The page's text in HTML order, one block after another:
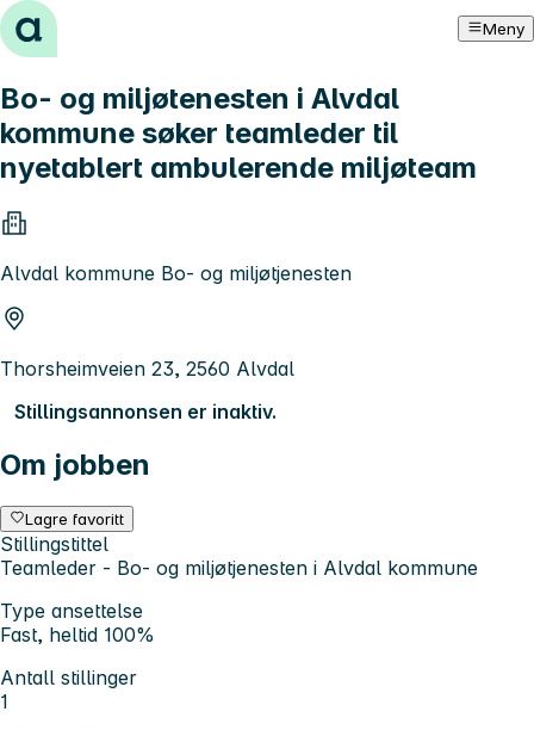
Hopp til innhold Meny
Bo- og miljøtenesten i Alvdal
kommune søker teamleder til
nyetablert ambulerende miljøteam
Alvdal kommune Bo- og miljøtjenesten
Thorsheimveien 23, 2560 Alvdal
Stillingsannonsen er inaktiv.
Om jobben
Lagre favoritt
Stillingstittel
Teamleder - Bo- og miljøtjenesten i Alvdal kommune
Type ansettelse
Fast, heltid 100%
Antall stillinger
1